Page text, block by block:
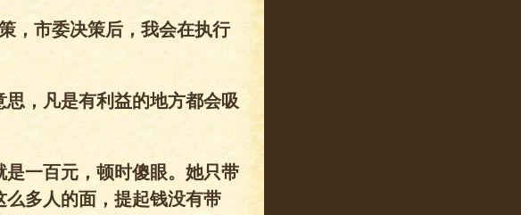
，市委决策后，我会在执行
，凡是有利益的地方都会吸
一百元，顿时傻眼。她只带
多人的面，提起钱没有带